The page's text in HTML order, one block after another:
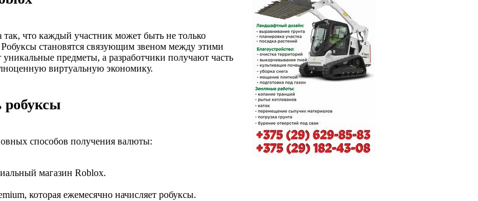
что каждый участник может быть не только
становятся связующим звеном между этими
предметы, а разработчики получают часть
виртуальную экономику.
робуксы
способов получения валюты:
магазин Roblox.
которая ежемесячно начисляет робуксы.